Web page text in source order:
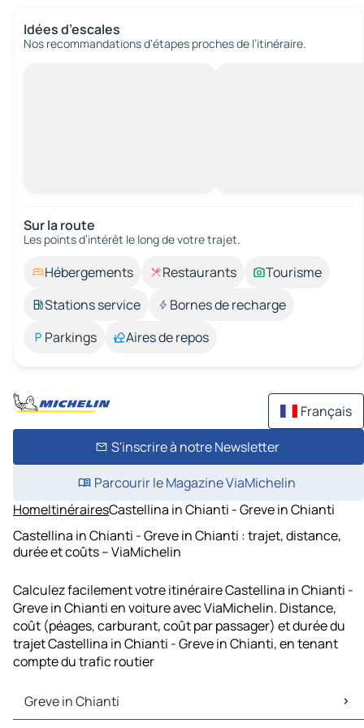
Idées d’escales
Nos recommandations d'étapes proches de l’itinéraire.
Sur la route
Les points d’intérêt le long de votre trajet.
Hébergements Restaurants
Tourisme
Stations service
Bornes de recharge
Parkings
Aires de repos
Français
S'inscrire à notre Newsletter
Parcourir le Magazine ViaMichelin
HomeItinérairesCastellina in Chianti - Greve in Chianti
Castellina in Chianti - Greve in Chianti : trajet, distance,
durée et coûts – ViaMichelin
Calculez facilement votre itinéraire Castellina in Chianti -
Greve in Chianti en voiture avec ViaMichelin. Distance,
coût (péages, carburant, coût par passager) et durée du
trajet Castellina in Chianti - Greve in Chianti, en tenant
compte du trafic routier
Greve in Chianti